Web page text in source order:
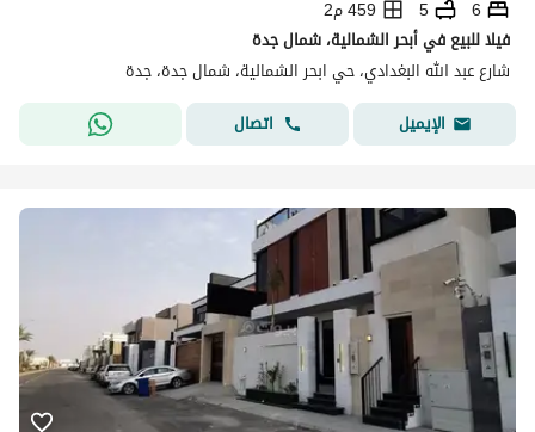
6
5
459 م2
فيلا للبيع في أبحر الشمالية، شمال جدة
شارع عبد الله البغدادي، حي ابحر الشمالية، شمال جدة، جدة
الإيميل
اتصال